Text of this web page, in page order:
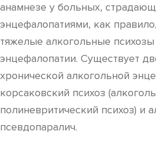
анамнезе у больных,
энцефалопатиями, как
тяжелые алкогольные
энцефалопатии. Существует
хронической алкогольной
корсаковский психоз
полиневритический психоз) и
псевдопаралич.